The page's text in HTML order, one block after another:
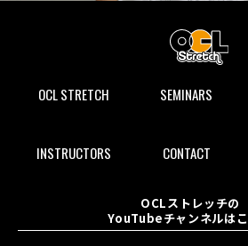
OCL STRETCH SEMINARS
INSTRUCTORS CONTACT
OCLストレッチの
YouTubeチャンネルは